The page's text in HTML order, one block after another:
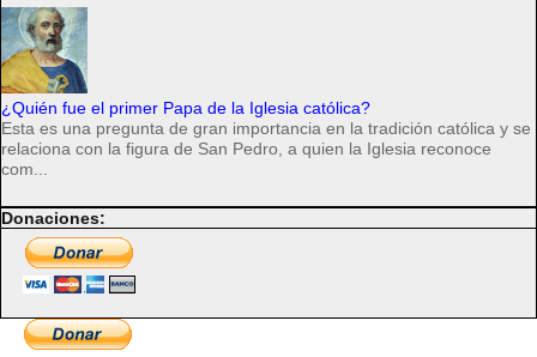
¿Quién fue el primer Papa de la Iglesia católica?
Esta es una pregunta de gran importancia en la tradición católica y se
relaciona con la figura de San Pedro, a quien la Iglesia reconoce
com...
Donaciones: